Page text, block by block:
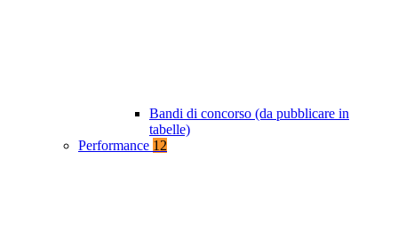
Bandi di concorso (da pubblicare in
tabelle)
Performance 12